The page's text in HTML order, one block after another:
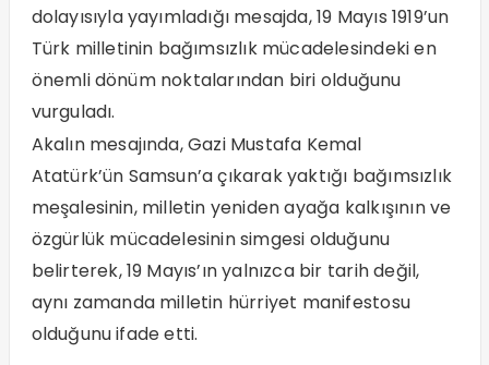
dolayısıyla yayımladığı mesajda, 19 Mayıs 1919’un
Türk milletinin bağımsızlık mücadelesindeki en
önemli dönüm noktalarından biri olduğunu
vurguladı.
Akalın mesajında, Gazi Mustafa Kemal
Atatürk’ün Samsun’a çıkarak yaktığı bağımsızlık
meşalesinin, milletin yeniden ayağa kalkışının ve
özgürlük mücadelesinin simgesi olduğunu
belirterek, 19 Mayıs’ın yalnızca bir tarih değil,
aynı zamanda milletin hürriyet manifestosu
olduğunu ifade etti.